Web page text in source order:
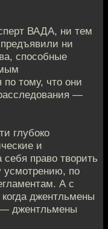
ВАДА, ни тем
ни
способные
тому, что они
—
глубоко
и
право творить
усмотрению, по
А с
джентльмены
— джентльмены